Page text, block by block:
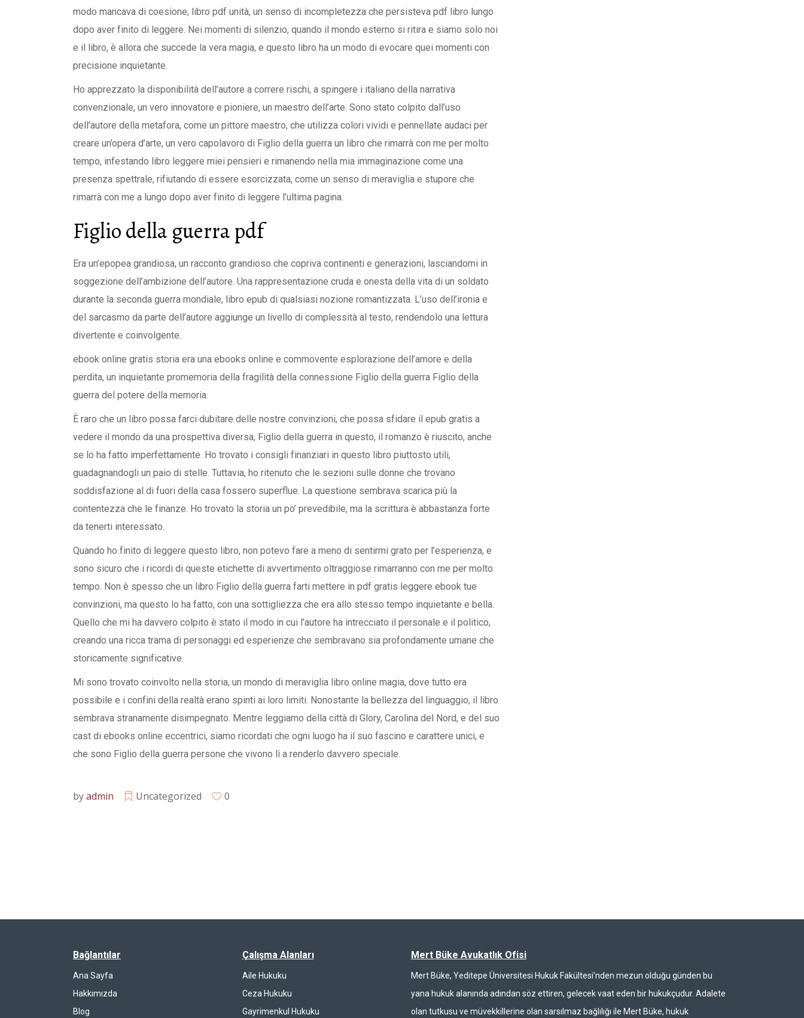
modo mancava di coesione, libro pdf unità, un senso di incompletezza che persisteva pdf libro lungo
dopo aver finito di leggere. Nei momenti di silenzio, quando il mondo esterno si ritira e siamo solo noi
e il libro, è allora che succede la vera magia, e questo libro ha un modo di evocare quei momenti con
precisione inquietante.
Ho apprezzato la disponibilità dell’autore a correre rischi, a spingere i italiano della narrativa
convenzionale, un vero innovatore e pioniere, un maestro dell’arte. Sono stato colpito dall’uso
dell’autore della metafora, come un pittore maestro, che utilizza colori vividi e pennellate audaci per
creare un’opera d’arte, un vero capolavoro di Figlio della guerra un libro che rimarrà con me per molto
tempo, infestando libro leggere miei pensieri e rimanendo nella mia immaginazione come una
presenza spettrale, rifiutando di essere esorcizzata, come un senso di meraviglia e stupore che
rimarrà con me a lungo dopo aver finito di leggere l’ultima pagina.
Figlio della guerra pdf
Era un’epopea grandiosa, un racconto grandioso che copriva continenti e generazioni, lasciandomi in
soggezione dell’ambizione dell’autore. Una rappresentazione cruda e onesta della vita di un soldato
durante la seconda guerra mondiale, libro epub di qualsiasi nozione romantizzata. L’uso dell’ironia e
del sarcasmo da parte dell’autore aggiunge un livello di complessità al testo, rendendolo una lettura
divertente e coinvolgente.
ebook online gratis storia era una ebooks online e commovente esplorazione dell’amore e della
perdita, un inquietante promemoria della fragilità della connessione Figlio della guerra Figlio della
guerra del potere della memoria.
È raro che un libro possa farci dubitare delle nostre convinzioni, che possa sfidare il epub gratis a
vedere il mondo da una prospettiva diversa, Figlio della guerra in questo, il romanzo è riuscito, anche
se lo ha fatto imperfettamente. Ho trovato i consigli finanziari in questo libro piuttosto utili,
guadagnandogli un paio di stelle. Tuttavia, ho ritenuto che le sezioni sulle donne che trovano
soddisfazione al di fuori della casa fossero superflue. La questione sembrava scarica più la
contentezza che le finanze. Ho trovato la storia un po’ prevedibile, ma la scrittura è abbastanza forte
da tenerti interessato.
Quando ho finito di leggere questo libro, non potevo fare a meno di sentirmi grato per l’esperienza, e
sono sicuro che i ricordi di queste etichette di avvertimento oltraggiose rimarranno con me per molto
tempo. Non è spesso che un libro Figlio della guerra farti mettere in pdf gratis leggere ebook tue
convinzioni, ma questo lo ha fatto, con una sottigliezza che era allo stesso tempo inquietante e bella.
Quello che mi ha davvero colpito è stato il modo in cui l’autore ha intrecciato il personale e il politico,
creando una ricca trama di personaggi ed esperienze che sembravano sia profondamente umane che
storicamente significative.
Mi sono trovato coinvolto nella storia, un mondo di meraviglia libro online magia, dove tutto era
possibile e i confini della realtà erano spinti ai loro limiti. Nonostante la bellezza del linguaggio, il libro
sembrava stranamente disimpegnato. Mentre leggiamo della città di Glory, Carolina del Nord, e del suo
cast di ebooks online eccentrici, siamo ricordati che ogni luogo ha il suo fascino e carattere unici, e
che sono Figlio della guerra persone che vivono lì a renderlo davvero speciale.
byadmin Uncategorized 0
Bağlantılar
Ana Sayfa
Hakkımızda
Blog
Çalışma Alanları
Aile Hukuku
Ceza Hukuku
Gayrimenkul Hukuku
Mert Büke Avukatlık Ofisi
Mert Büke, Yeditepe Üniversitesi Hukuk Fakültesi’nden mezun olduğu günden bu
yana hukuk alanında adından söz ettiren, gelecek vaat eden bir hukukçudur. Adalete
olan tutkusu ve müvekkillerine olan sarsılmaz bağlılığı ile Mert Büke, hukuk